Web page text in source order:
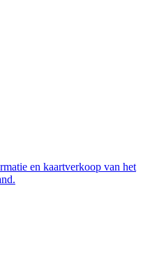
en kaartverkoop van het